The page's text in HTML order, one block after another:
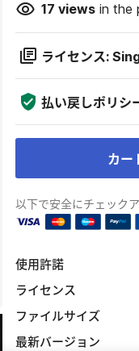
17 viewsin the
ライセンス:
払い戻しポリシ
カー
以下で安全にチェックア
使用許諾
ライセンス
ファイルサイズ
最新バージョン